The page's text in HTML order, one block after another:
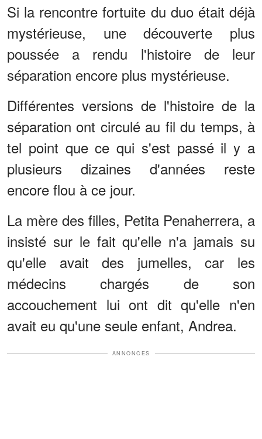
Si la rencontre fortuite du duo était déjà
mystérieuse, une découverte plus
poussée a rendu l'histoire de leur
séparation encore plus mystérieuse.
Différentes versions de l'histoire de la
séparation ont circulé au fil du temps, à
tel point que ce qui s'est passé il y a
plusieurs dizaines d'années reste
encore flou à ce jour.
La mère des filles, Petita Penaherrera, a
insisté sur le fait qu'elle n'a jamais su
qu'elle avait des jumelles, car les
médecins chargés de son
accouchement lui ont dit qu'elle n'en
avait eu qu'une seule enfant, Andrea.
ANNONCES